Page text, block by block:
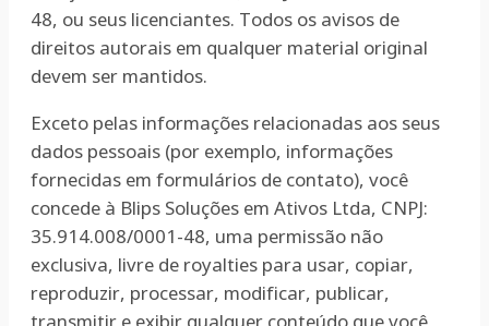
48, ou seus licenciantes. Todos os avisos de
direitos autorais em qualquer material original
devem ser mantidos.
Exceto pelas informações relacionadas aos seus
dados pessoais (por exemplo, informações
fornecidas em formulários de contato), você
concede à Blips Soluções em Ativos Ltda, CNPJ:
35.914.008/0001-48, uma permissão não
exclusiva, livre de royalties para usar, copiar,
reproduzir, processar, modificar, publicar,
transmitir e exibir qualquer conteúdo que você